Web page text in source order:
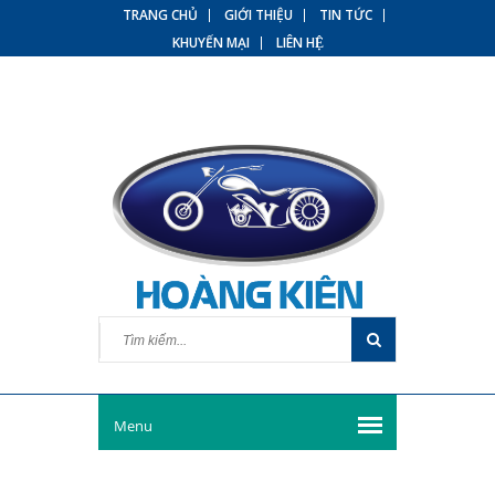
TRANG CHỦ GIỚI THIỆU
TIN TỨC
KHUYẾN MẠI
LIÊN HỆ
Menu